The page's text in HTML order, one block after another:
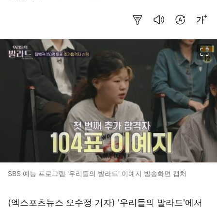
SBS 예능 프로그램 '우리들의 발라드' 이예지 방송화면 캡처
(엑스포츠뉴스 오수정 기자) '우리들의 발라드'에서